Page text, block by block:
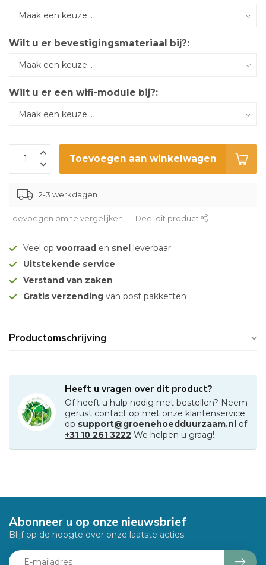
Wilt u er bevestigingsmateriaal bij?:
Wilt u er een wifi-module bij?:
Toevoegen aan winkelwagen
2-3 werkdagen
Toevoegen om te vergelijken Deel dit product
Veel op voorraad en snel leverbaar
Uitstekende service
Verstand van zaken
Gratis verzending van post pakketten
Productomschrijving
Heeft u vragen over dit product?
Of heeft u hulp nodig met bestellen? Neem
gerust contact op met onze klantenservice
op support@groenehoedduurzaam.nl of
+31 10 261 3222 We helpen u graag!
Abonneer u op onze nieuwsbrief
Blijf op de hoogte over onze laatste acties